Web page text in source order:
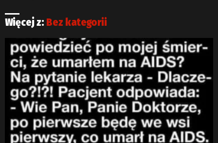
Więcej z: Bez kategorii